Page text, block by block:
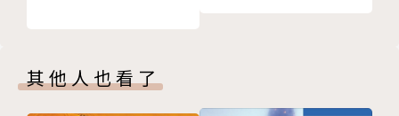
「思覺失調是神經病理學家的墳墓。」意思是過去沒有
人了解病原，未來也不會有。這種症狀多在十七、八歲
其他人也看了